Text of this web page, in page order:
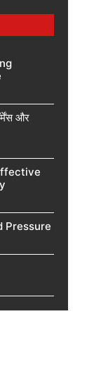
और
Pressure